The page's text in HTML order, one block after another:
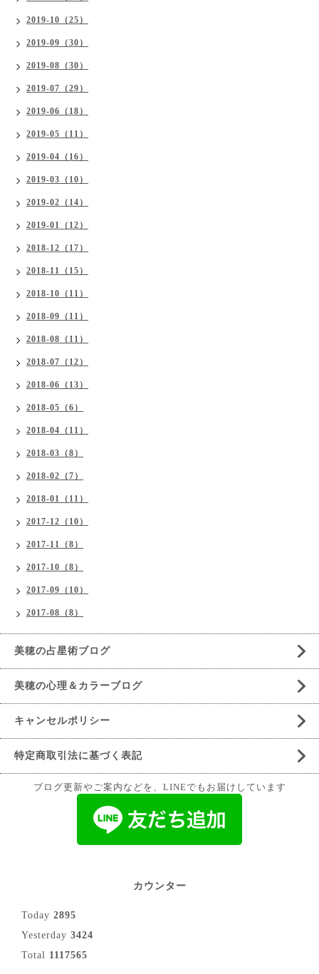
2019-10（25）
2019-09（30）
2019-08（30）
2019-07（29）
2019-06（18）
2019-05（11）
2019-04（16）
2019-03（10）
2019-02（14）
2019-01（12）
2018-12（17）
2018-11（15）
2018-10（11）
2018-09（11）
2018-08（11）
2018-07（12）
2018-06（13）
2018-05（6）
2018-04（11）
2018-03（8）
2018-02（7）
2018-01（11）
2017-12（10）
2017-11（8）
2017-10（8）
2017-09（10）
2017-08（8）
美穂の占星術ブログ
美穂の心理＆カラーブログ
キャンセルポリシー
特定商取引法に基づく表記
ブログ更新やご案内などを、LINEでもお届けしています
カウンター
Today 2895
Yesterday 3424
Total 1117565